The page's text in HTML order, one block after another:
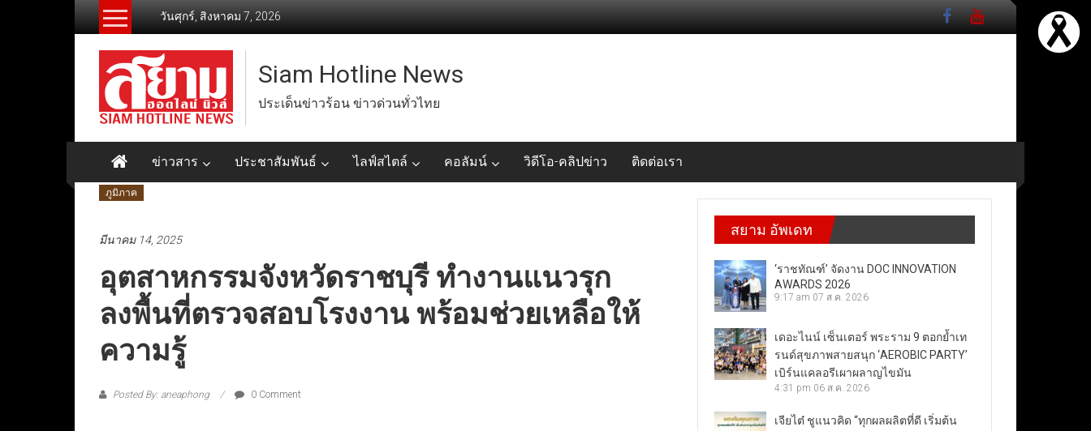
วันศุกร์, สิงหาคม 7, 2026
Siam Hotline News
ประเด็นข่าวร้อน ข่าวด่วนทั่วไทย
ข่าวสาร ประชาสัมพันธ์ ไลฟ์สไตล์ คอลัมน์ วิดีโอ-คลิปข่าว ติดต่อเรา
ภูมิภาค
มีนาคม 14, 2025
อุตสาหกรรมจังหวัดราชบุรี ทำงานแนวรุก
ลงพื้นที่ตรวจสอบโรงงาน พร้อมช่วยเหลือให้
ความรู้
Posted By: aneaphong 0 Comment
สยาม อัพเดท
‘ราชทัณฑ์’ จัดงาน DOC INNOVATION
AWARDS 2026
9:17 am 07 ส.ค. 2026
เดอะไนน์ เซ็นเตอร์ พระราม 9 ตอกย้ำเท
รนด์สุขภาพสายสนุก ‘AEROBIC PARTY’
เบิร์นแคลอรีเผาผลาญไขมัน
4:31 pm 06 ส.ค. 2026
เจียไต๋ ชูแนวคิด “ทุกผลผลิตที่ดี เริ่มต้น